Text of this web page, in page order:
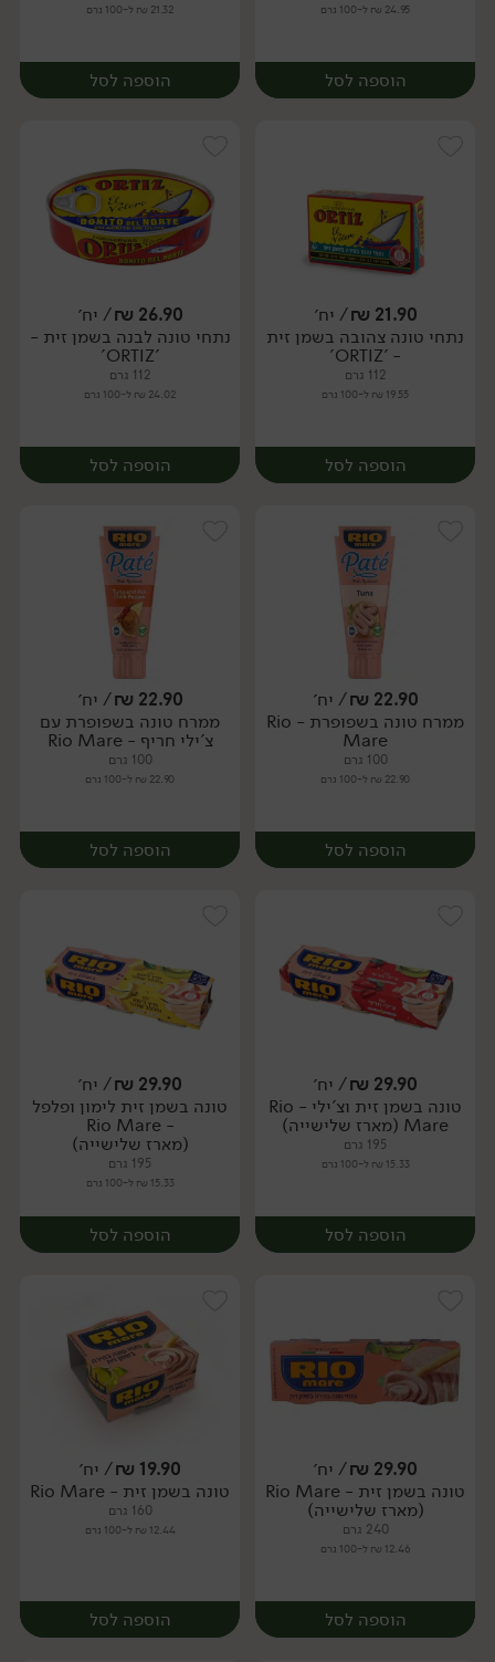
24.95 ₪ ל-100 גרם
הוספה לסל
יח׳
21.32 ₪ ל-100 גרם
הוספה לסל
יח׳
21.90
₪/ יח׳
נתחי טונה צהובה בשמן זית
- 'ORTIZ'
112 גרם
19.55 ₪ ל-100 גרם
הוספה לסל
יח׳
26.90
₪/ יח׳
נתחי טונה לבנה בשמן זית -
'ORTIZ'
112 גרם
24.02 ₪ ל-100 גרם
הוספה לסל
יח׳
22.90
₪/ יח׳
ממרח טונה בשפופרת - Rio
Mare
100 גרם
22.90 ₪ ל-100 גרם
הוספה לסל
יח׳
22.90
₪/ יח׳
ממרח טונה בשפופרת עם
צ'ילי חריף - Rio Mare
100 גרם
22.90 ₪ ל-100 גרם
הוספה לסל
יח׳
29.90
₪/ יח׳
טונה בשמן זית וצ'ילי - Rio
Mare (מארז שלישייה)
195 גרם
15.33 ₪ ל-100 גרם
הוספה לסל
יח׳
29.90
₪/ יח׳
טונה בשמן זית לימון ופלפל
- Rio Mare
(מארז שלישייה)
195 גרם
15.33 ₪ ל-100 גרם
הוספה לסל
יח׳
29.90
₪/ יח׳
טונה בשמן זית - Rio Mare
(מארז שלישייה)
240 גרם
12.46 ₪ ל-100 גרם
הוספה לסל
19.90
₪/ יח׳
טונה בשמן זית - Rio Mare
160 גרם
12.44 ₪ ל-100 גרם
הוספה לסל